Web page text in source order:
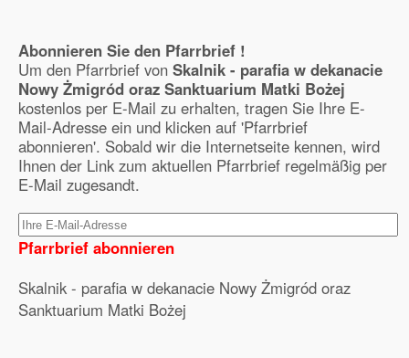
Abonnieren Sie den Pfarrbrief !
Um den Pfarrbrief von Skalnik - parafia w dekanacie
Nowy Żmigród oraz Sanktuarium Matki Bożej
kostenlos per E-Mail zu erhalten, tragen Sie Ihre E-
Mail-Adresse ein und klicken auf 'Pfarrbrief
abonnieren'. Sobald wir die Internetseite kennen, wird
Ihnen der Link zum aktuellen Pfarrbrief regelmäßig per
E-Mail zugesandt.
Pfarrbrief abonnieren
Skalnik - parafia w dekanacie Nowy Żmigród oraz
Sanktuarium Matki Bożej